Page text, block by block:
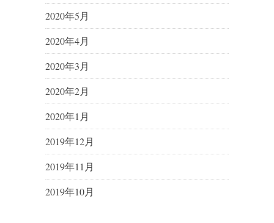
2020年5月
2020年4月
2020年3月
2020年2月
2020年1月
2019年12月
2019年11月
2019年10月